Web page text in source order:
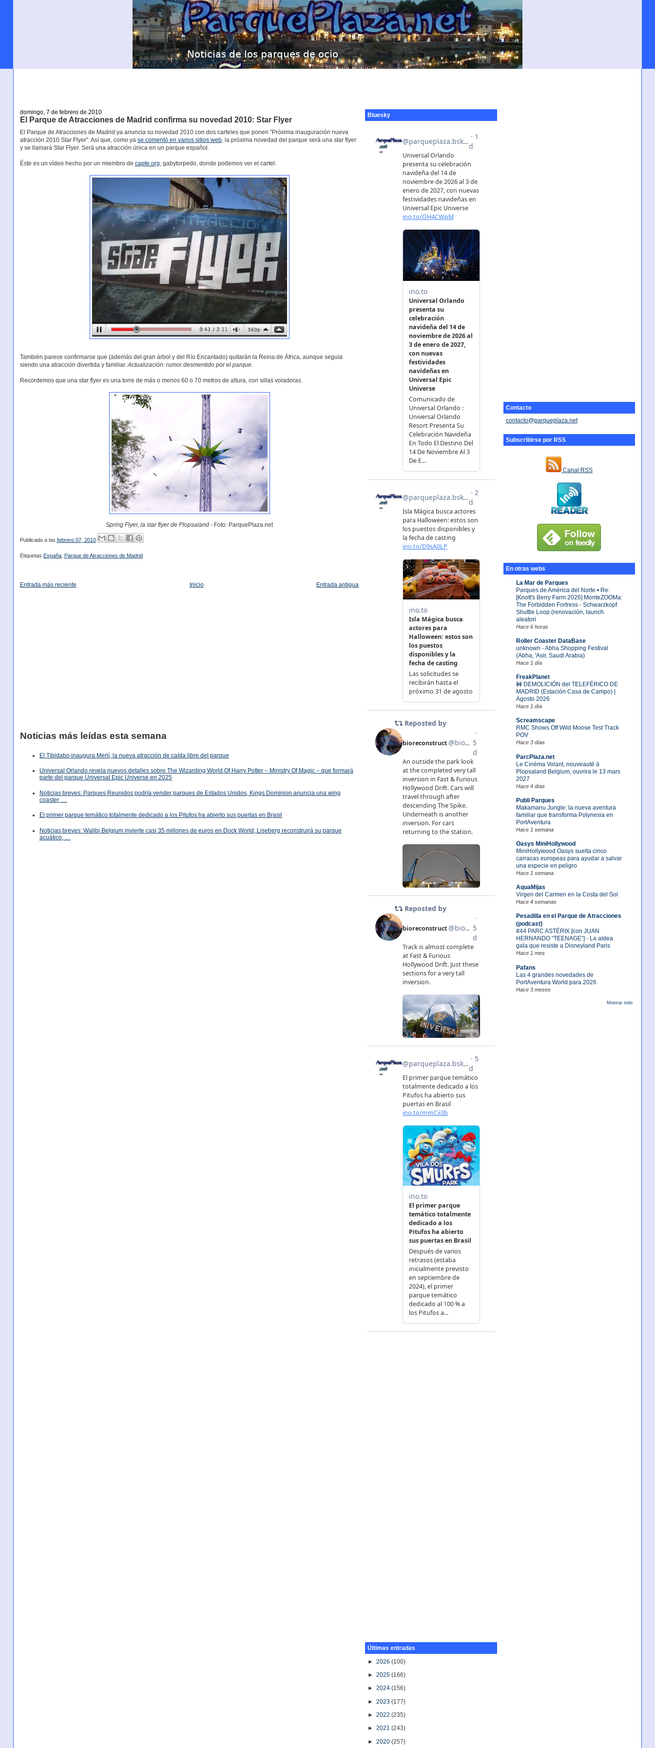
Contacto
contacto@parqueplaza.net
Subscribirse por RSS
Canal RSS
En otras webs
La Mar de Parques
Parques de América del Norte • Re:
[Knott's Berry Farm 2026] MonteZOOMa:
The Forbidden Fortress - Schwarzkopf
Shuttle Loop (renovación, launch
aleatori
Hace 6 horas
Roller Coaster DataBase
unknown - Abha Shopping Festival
(Abha, 'Asir, Saudi Arabia)
Hace 1 día
FreakPlanet
🚧 DEMOLICIÓN del TELEFÉRICO DE
MADRID (Estación Casa de Campo) |
Agosto 2026
Hace 1 día
Screamscape
RMC Shows Off Wild Moose Test Track
POV
Hace 3 días
ParcPlaza.net
Le Cinéma Volant, nouveauté à
Plopsaland Belgium, ouvrira le 13 mars
2027
Hace 4 días
Publi Parques
Makamanu Jungle: la nueva aventura
familiar que transforma Polynesia en
PortAventura
Hace 1 semana
Oasys MiniHollywood
MiniHollywood Oasys suelta cinco
carracas europeas para ayudar a salvar
una especie en peligro
Hace 1 semana
AquaMijas
Virgen del Carmen en la Costa del Sol
Hace 4 semanas
Pesadilla en el Parque de Atracciones
(podcast)
#44 PARC ASTÉRIX [con JUAN
HERNANDO “TEENAGE”] - La aldea
gala que resiste a Disneyland Paris
Hace 1 mes
Pafans
Las 4 grandes novedades de
PortAventura World para 2026
Hace 3 meses
Mostrar todo
domingo, 7 de febrero de 2010
El Parque de Atracciones de Madrid confirma su novedad 2010: Star Flyer
El Parque de Atracciones de Madrid ya anuncia su novedad 2010 con dos carteles que ponen "Próxima inauguración nueva
atracción 2010 Star Flyer". Así que, como ya se comentó en varios sitios web, la próxima novedad del parque será una star flyer
y se llamará Star Flyer. Será una atracción única en un parque español.
Éste es un vídeo hecho por un miembro de capte.org, gabytorpedo, donde podemos ver el cartel:
También parece confirmarse que (además del gran árbol y del Río Encantado) quitarán la Reina de África, aunque seguía
siendo una atracción divertida y familiar.Actualización: rumor desmentido por el parque.
Recordemos que una star flyer es una torre de más o menos 60 o 70 metros de altura, con sillas voladoras.
Spring Flyer, la star flyer de Plopsaland - Foto: ParquePlaza.net
Publicado a las febrero 07, 2010
Etiquetas España, Parque de Atracciones de Madrid
Entrada más reciente Entrada antigua
Inicio
Noticias más leídas esta semana
El Tibidabo inaugura Merlí, la nueva atracción de caída libre del parque
Universal Orlando revela nuevos detalles sobre The Wizarding World Of Harry Potter – Ministry Of Magic – que formará
parte del parque Universal Epic Universe en 2025
Noticias breves: Parques Reunidos podría vender parques de Estados Unidos, Kings Dominion anuncia una wing
coaster, …
El primer parque temático totalmente dedicado a los Pitufos ha abierto sus puertas en Brasil
Noticias breves: Walibi Belgium invierte casi 35 millones de euros en Dock World, Liseberg reconstruirá su parque
acuático, …
Bluesky
Últimas entradas
►2026(100)
►2025(166)
►2024(156)
►2023(177)
►2022(235)
►2021(243)
►2020(257)